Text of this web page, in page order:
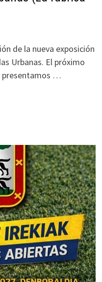
de la nueva exposición
Urbanas. El próximo
presentamos …